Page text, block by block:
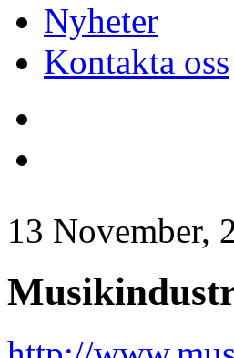
Nyheter
Kontakta oss
13 November,